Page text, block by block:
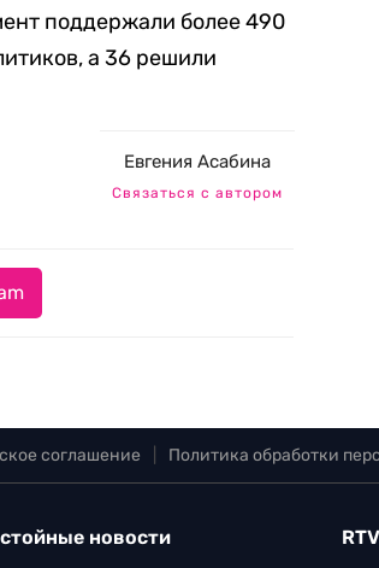
поддержали более 490
а 36 решили
Евгения Асабина
Связаться с автором
соглашение Политика обработки
новости